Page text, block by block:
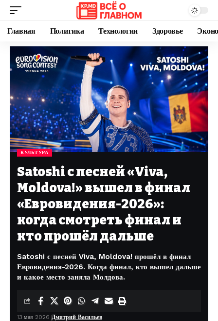
Главная Политика Технологии Здоровье
КУЛЬТУРА
Satoshi с песней «Viva,
Moldova!» вышел в финал
«Евровидения-2026»:
когда смотреть финал и
кто прошёл дальше
Satoshi с песней Viva, Moldova! прошёл в финал
Евровидения-2026. Когда финал, кто вышел дальше
и какое место заняла Молдова.
13 мая 2026 Дмитрий Васильев